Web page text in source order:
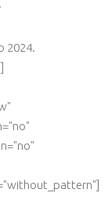
2024.